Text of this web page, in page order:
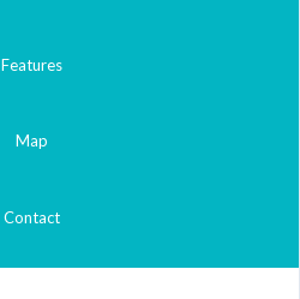
Features
Map
Contact